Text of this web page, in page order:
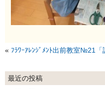
« ﾌﾗﾜｰｱﾚﾝｼﾞﾒﾝﾄ出前教室№21「
最近の投稿